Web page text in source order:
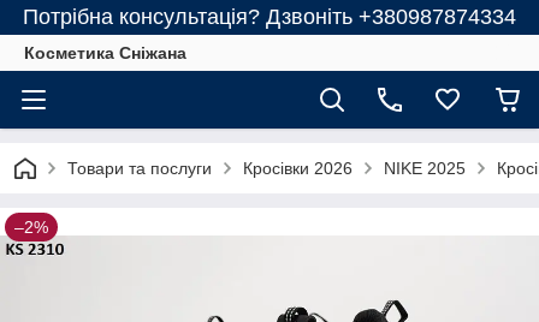
Потрібна консультація? Дзвоніть +380987874334
Косметика Сніжана
Товари та послуги Кросівки 2026 NIKE 2025
–2%